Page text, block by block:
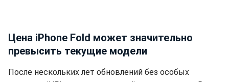
Цена iPhone Fold может значительно
превысить текущие модели
После нескольких лет обновлений без особых